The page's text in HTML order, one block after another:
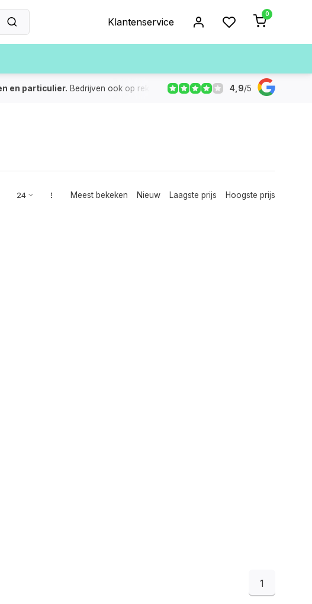
Klantenservice
0
en particulier. Bedrijven ook op rekening De voorraad die
4,9/5
Meest bekeken Nieuw Laagste prijs Hoogste prijs
1